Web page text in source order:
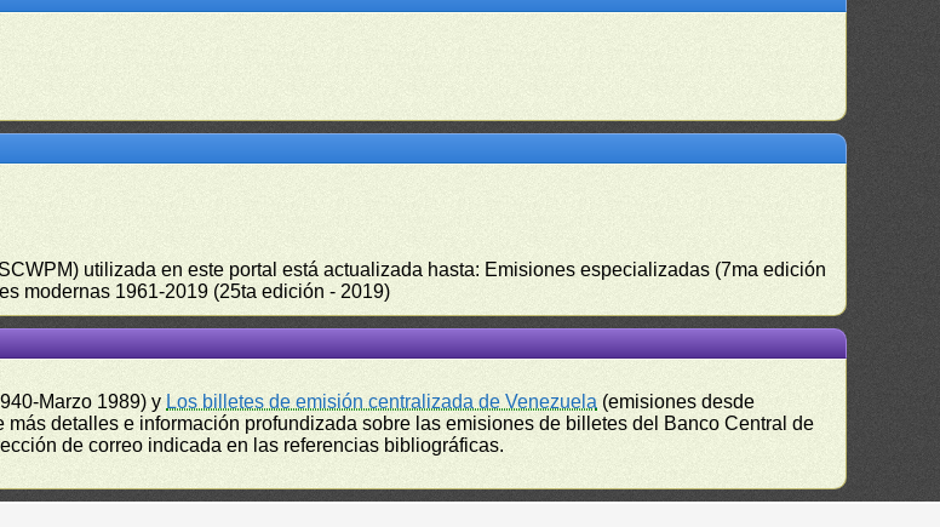
utilizada en este portal está actualizada hasta: Emisiones especializadas (7ma edición
modernas 1961-2019 (25ta edición - 2019)
Marzo 1989) y Los billetes de emisión centralizada de Venezuela (emisiones desde
detalles e información profundizada sobre las emisiones de billetes del Banco Central de
de correo indicada en las referencias bibliográficas.